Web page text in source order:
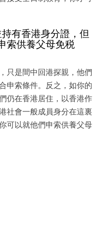
有香港身分證，但
索供養父母免税
只是間中回港探親，他們
申索條件。反之，如你的
仍在香港居住，以香港作
社會一般成員身分在這裏
可以就他們申索供養父母